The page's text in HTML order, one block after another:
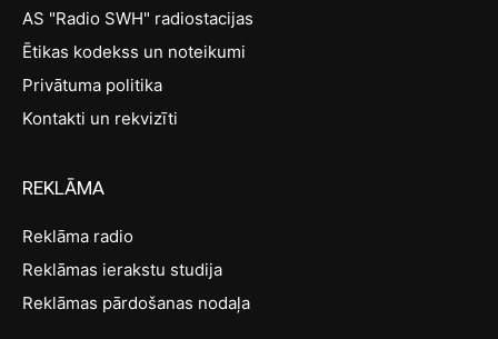
AS "Radio SWH" radiostacijas
Ētikas kodekss un noteikumi
Privātuma politika
Kontakti un rekvizīti
REKLĀMA
Reklāma radio
Reklāmas ierakstu studija
Reklāmas pārdošanas nodaļa